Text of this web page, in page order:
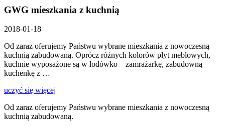
GWG mieszkania z kuchnią
2018-01-18
Od zaraz oferujemy Państwu wybrane mieszkania z nowoczesną
kuchnią zabudowaną. Oprócz różnych kolorów płyt meblowych,
kuchnie wyposażone są w lodówko – zamrażarkę, zabudowną
kuchenkę z …
uczyć się więcej
Od zaraz oferujemy Państwu wybrane mieszkania z nowoczesną
kuchnią zabudowaną.